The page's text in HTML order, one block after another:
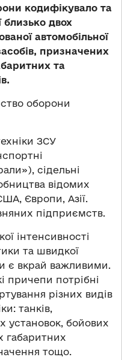
кодифікувало та
близько двох
автомобільної
призначених
та
оборони
ЗСУ
сідельні
відомих
Європи, Азії.
підприємств.
інтенсивності
та швидкої
є вкрай важливими.
причепи потрібні
різних видів
танків,
установок, бойових
габаритних
тощо.